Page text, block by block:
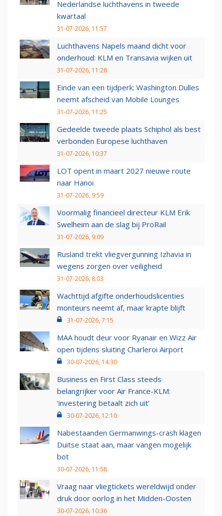
Nederlandse luchthavens in tweede
kwartaal
31-07-2026, 11:57
Luchthavens Napels maand dicht voor
onderhoud: KLM en Transavia wijken uit
31-07-2026, 11:28
Einde van een tijdperk: Washington Dulles
neemt afscheid van Mobile Lounges
31-07-2026, 11:25
Gedeelde tweede plaats Schiphol als best
verbonden Europese luchthaven
31-07-2026, 10:37
LOT opent in maart 2027 nieuwe route
naar Hanoi
31-07-2026, 9:59
Voormalig financieel directeur KLM Erik
Swelheim aan de slag bij ProRail
31-07-2026, 9:09
Rusland trekt vliegvergunning Izhavia in
wegens zorgen over veiligheid
31-07-2026, 8:03
Wachttijd afgifte onderhoudslicenties
monteurs neemt af, maar krapte blijft
31-07-2026, 7:15
MAA houdt deur voor Ryanair en Wizz Air
open tijdens sluiting Charleroi Airport
30-07-2026, 14:30
Business en First Class steeds
belangrijker voor Air France-KLM:
‘investering betaalt zich uit’
30-07-2026, 12:10
Nabestaanden Germanwings-crash klagen
Duitse staat aan, maar vangen mogelijk
bot
30-07-2026, 11:58
Vraag naar vliegtickets wereldwijd onder
druk door oorlog in het Midden-Oosten
30-07-2026, 10:36